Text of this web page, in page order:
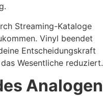
Streaming-Kataloge
Vinyl beendet
Entscheidungskraft
Wesentliche reduziert.
Analogen